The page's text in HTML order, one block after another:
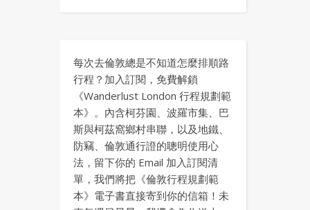
每次去倫敦總是不知道怎麼排順路
行程？加入訂閱，免費解鎖
《Wanderlust London 行程規劃範
本》。內含柯芬園、波羅市集、巴
斯與柯茲窩鄉村串聯，以及地鐵、
防竊、倫敦通行證的聰明使用心
法，留下你的 Email 加入訂閱清
單，我們將把《倫敦行程規劃範
本》電子書直接寄到你的信箱！未